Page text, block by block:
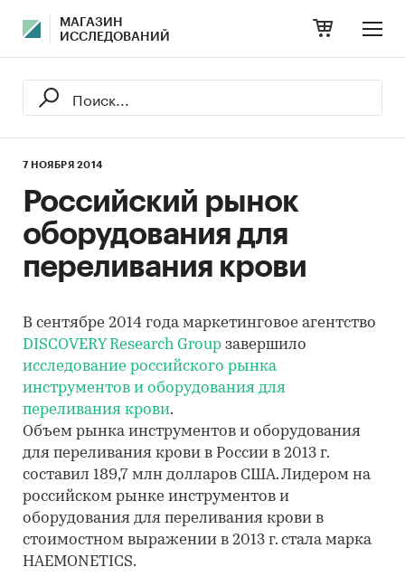
МАГАЗИН
ИССЛЕДОВАНИЙ
7 НОЯБРЯ 2014
Российский рынок
оборудования для
переливания крови
В сентябре 2014 года маркетинговое агентство
DISCOVERY Research Group завершило
исследование российского рынка
инструментов и оборудования для
переливания крови.
Объем рынка инструментов и оборудования
для переливания крови в России в 2013 г.
составил 189,7 млн долларов США. Лидером на
российском рынке инструментов и
оборудования для переливания крови в
стоимостном выражении в 2013 г. стала марка
HAEMONETICS.